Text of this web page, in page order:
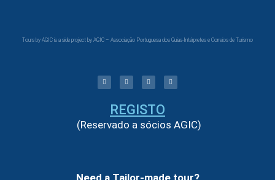
Tours by AGIC is a side project by AGIC – Associação Portuguesa dos Guias-Intérpretes e Correios de Turismo
REGISTO
(Reservado a sócios AGIC)
Need a Tailor-made tour?